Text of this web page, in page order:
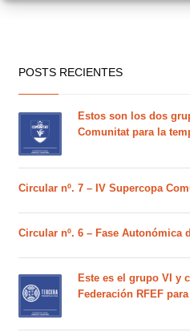
POSTS RECIENTES
Estos son los dos
Comunitat para la
Circular nº. 7 – IV Supercopa
Circular nº. 6 – Fase Autonómica
Este es el grupo VI y
Federación RFEF